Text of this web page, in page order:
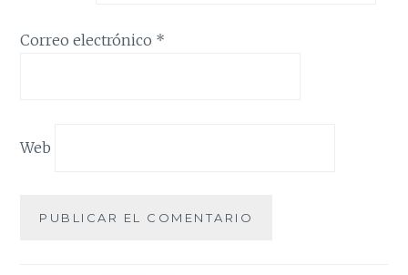
Correo electrónico *
Web